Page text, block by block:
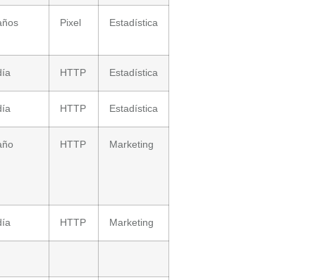
Pixel Estadística
HTTP Estadística
HTTP Estadística
HTTP Marketing
HTTP Marketing